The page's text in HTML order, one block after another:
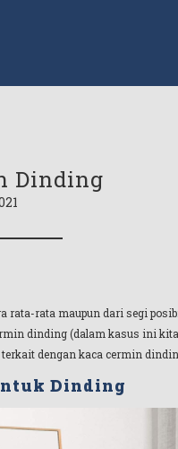
Dinding
rata-rata maupun dari segi
dinding (dalam kasus ini
dengan kaca cermin
Dinding